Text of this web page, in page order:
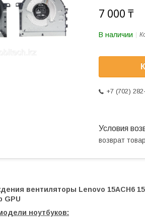
7 000 ₸
В наличии
+7 (702)
возврат
вентиляторы Lenovo 15ACH6
GPU
ноутбуков: